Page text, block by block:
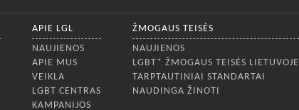
APIE LGL
NAUJIENOS
APIE MUS
VEIKLA
LGBT CENTRAS
KAMPANIJOS
ŽMOGAUS TEISĖS
NAUJIENOS
LGBT* ŽMOGAUS TEISĖS LIETUVOJE
TARPTAUTINIAI STANDARTAI
NAUDINGA ŽINOTI